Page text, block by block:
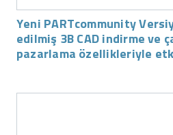
Yeni PARTcommunity
edilmiş 3B CAD indirme ve
pazarlama özellikleriyle